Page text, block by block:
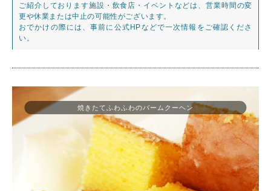
ご紹介しております施設・飲食店・イベントなどは、営業時間の変
更や休業または中止の可能性がございます。
おでかけの際には、事前に公式HPなどで一次情報をご確認くださ
い。
焼きたてふわふわのバームクーヘン